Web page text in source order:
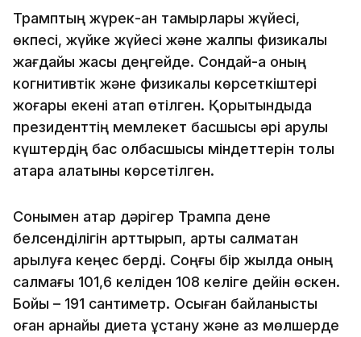
Трамптың жүрек-қан тамырлары жүйесі,
өкпесі, жүйке жүйесі және жалпы физикалық
жағдайы жақсы деңгейде. Сондай-ақ оның
когнитивтік және физикалық көрсеткіштері
жоғары екені атап өтілген. Қорытындыда
президенттің мемлекет басшысы әрі қарулы
күштердің бас қолбасшысы міндеттерін толық
атқара алатыны көрсетілген.
Сонымен қатар дәрігер Трампқа дене
белсенділігін арттырып, артық салмақтан
арылуға кеңес берді. Соңғы бір жылда оның
салмағы 101,6 келіден 108 келіге дейін өскен.
Бойы – 191 сантиметр. Осыған байланысты
оған арнайы диета ұстану және аз мөлшерде